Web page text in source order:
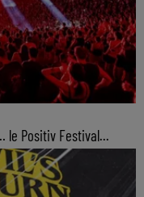
le Positiv Festival...